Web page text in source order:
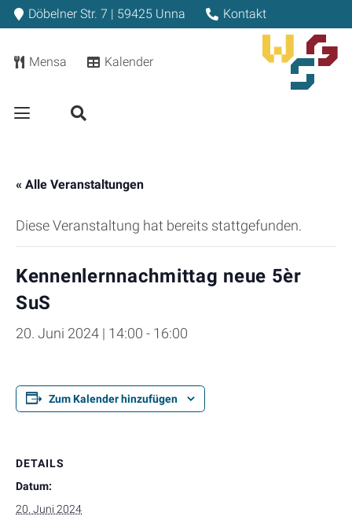
Döbelner Str. 7 | 59425 Unna Kontakt
Mensa Kalender
« Alle Veranstaltungen
Diese Veranstaltung hat bereits stattgefunden.
Kennenlernnachmittag neue 5èr
SuS
20. Juni 2024 | 14:00 - 16:00
Zum Kalender hinzufügen
DETAILS
Datum:
20. Juni 2024